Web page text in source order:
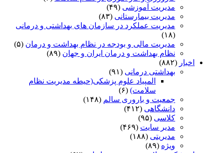
مدیریت آموزشی (۴۹)
مدیریت بیمارستانی (۸۳)
مدیریت عملکرد در سازمان های بهداشتی و درمانی
(۱۸)
مدیریت مالی و بودجه در نظام بهداشت و درمان (۵)
نظام بهداشت و درمان ایران و جهان (۸۹)
اخبار (۸۸۲)
بهداشتی درمانی (۹۱)
المپیاد علوم پزشکی(حیطه مدیریت نظام
سلامت) (۶)
جمعیت و باروری سالم (۱۴۸)
دانشگاهی (۴۱۲)
کلاسی (۹۵)
مدیر سایت (۴۶۹)
مدیریتی (۱۸۸)
ویژه (۸۹)